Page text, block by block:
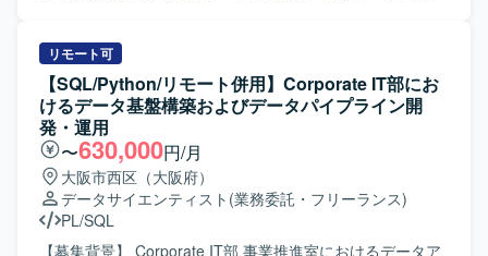
的に課題を発見し解決に取り組んでいただける方を求めて
います。 ・関連メンバーとコミュニケーションを取りなが
ら、ドキュメントや仕様を整理しつつ着実に作業を進めて
いただける方を想定しています。 【ポジションの魅力】 ・
データHUB構想の基盤づくりに携わることで、データ連
携・データ基盤領域における上流から実装まで一連の経験
を積むことができます。 ・OracleDBおよび各種ETLツール
を用いた大規模なデータ連携の実務経験を通じて、SQLチ
ューニングやデータモデリングのスキルを高めていただけ
ます。 【開発環境】 ・OracleDB／PL/SQL ・各種ETL／デ
ト化、標準化検討まで一貫してご担当いただきます。あわ
せて、成果物のドキュメント整備や共有を進めていただき
ます。 【求める人物像】 一人称で能動的に業務を推進でき
る自走力をお持ちの方を求めております。運用改善や標準
化に主体的に取り組み、関係者と連携しながらドキュメン
ト整備やノウハウ共有を進めていただける方が望ましいで
す。また、自動化や効率化、AI 活用など新しい取り組みに
前向きに取り組んでいただける方を歓迎いたします。 【ポ
ジションの魅力】 データ基盤およびデータパイプラインの
運用改善から標準化検討まで幅広い工程に関わることがで
リモート可
【SQL/Python/リモート併用】Corporate IT部にお
けるデータ基盤構築およびデータパイプライン開
発・運用
〜630,000円/月
大阪市西区（大阪府）
データサイエンティスト (業務委託・フリーランス)
PL/SQL
【募集背景】 Corporate IT部 事業推進室におけるデータア